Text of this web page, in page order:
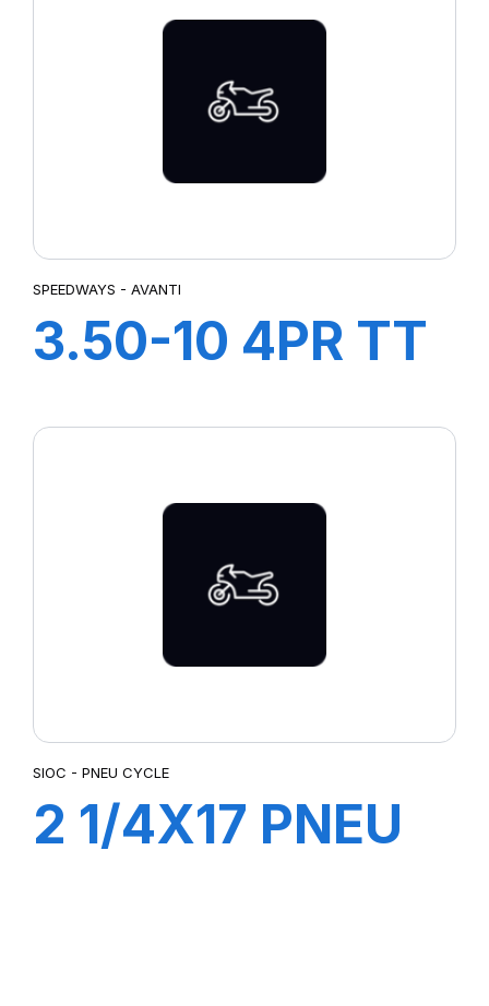
SPEEDWAYS - AVANTI
3.50-10 4PR TT
SIOC - PNEU CYCLE
2 1/4X17 PNEU